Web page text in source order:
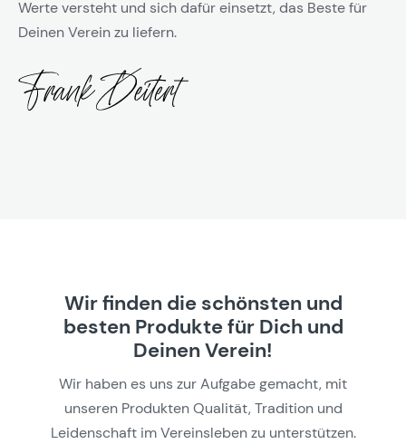
Werte versteht und sich dafür einsetzt, das Beste für
Deinen Verein zu liefern.
Wir finden die schönsten und
besten Produkte für Dich und
Deinen Verein!
Wir haben es uns zur Aufgabe gemacht, mit
unseren Produkten Qualität, Tradition und
Leidenschaft im Vereinsleben zu unterstützen.